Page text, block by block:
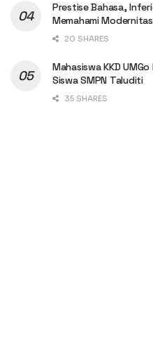
Prestise Bahasa,
Memahami Modernitas
20 SHARES
Mahasiswa KKD
Siswa SMPN Taluditi
35 SHARES